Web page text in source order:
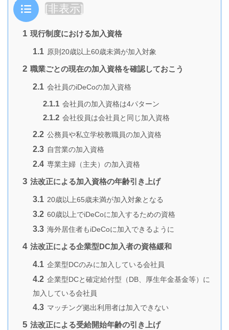
目次 [非表示]
1 現行制度における加入資格
1.1 原則20歳以上60歳未満が加入対象
2 職業ごとの現在の加入資格を確認しておこう
2.1 会社員のiDeCoの加入資格
2.1.1 会社員の加入資格は4パターン
2.1.2 会社役員は会社員と同じ加入資格
2.2 公務員や私立学校教職員の加入資格
2.3 自営業の加入資格
2.4 専業主婦（主夫）の加入資格
3 法改正による加入資格の年齢引き上げ
3.1 20歳以上65歳未満が加入対象となる
3.2 60歳以上でiDeCoに加入するための資格
3.3 海外居住者もiDeCoに加入できるように
4 法改正による企業型DC加入者の資格緩和
4.1 企業型DCのみに加入している会社員
4.2 企業型DCと確定給付型（DB、厚生年金基金等）に
加入している会社員
4.3 マッチング拠出利用者は加入できない
5 法改正による受給開始年齢の引き上げ